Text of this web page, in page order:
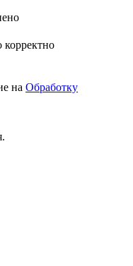
на Обработку